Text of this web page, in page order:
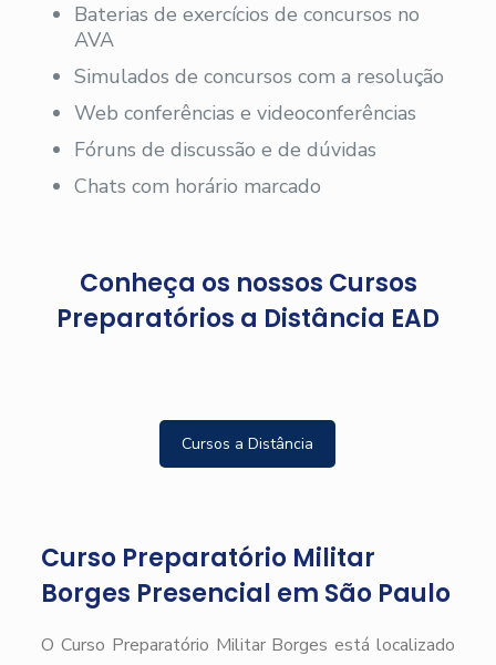
Baterias de exercícios de concursos no
AVA
Simulados de concursos com a resolução
Web conferências e videoconferências
Fóruns de discussão e de dúvidas
Chats com horário marcado
Conheça os nossos Cursos
Preparatórios a Distância EAD
Cursos a Distância
Curso Preparatório Militar
Borges Presencial em São Paulo
O Curso Preparatório Militar Borges está localizado